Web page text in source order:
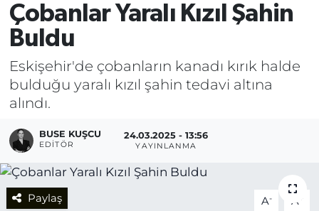
Çobanlar Yaralı Kızıl Şahin
Buldu
Eskişehir'de çobanların kanadı kırık halde
bulduğu yaralı kızıl şahin tedavi altına
alındı.
BUSE KUŞCU
EDITÖR
24.03.2025 - 13:56
YAYINLANMA
Paylaş A- A +